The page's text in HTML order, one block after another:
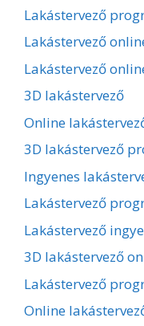
Lakástervező
Lakástervező
Lakástervező
3D lakástervező
Online
3D lakástervező
Ingyenes
Lakástervező
Lakástervező
3D lakástervező
Lakástervező
Online